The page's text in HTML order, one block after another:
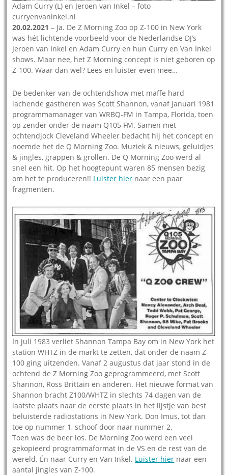
Adam Curry (L) en Jeroen van Inkel – foto
curryenvaninkel.nl
20.02.2021 – Ja. De Z Morning Zoo op Z-100 in New York
was hét lichtende voorbeeld voor de Nederlandse DJ’s
Jeroen van Inkel en Adam Curry en hun Curry en Van Inkel
shows. Maar nee, het Z Morning concept is niet geboren op
Z-100. Waar dan wel? Lees en luister even mee…
De bedenker van de ochtendshow met maffe hard
lachende gastheren was Scott Shannon, vanaf januari 1981
programmamanager van WRBQ-FM in Tampa, Florida, toen
op zender onder de naam Q105 FM. Samen met
ochtendjock Cleveland Wheeler bedacht hij het concept en
noemde het de Q Morning Zoo. Muziek & nieuws, geluidjes
& jingles, grappen & grollen. De Q Morning Zoo werd al
snel een hit. Op het hoogtepunt waren 85 mensen bezig
om het te produceren!! Luister hier naar een paar
fragmenten.
In juli 1983 verliet Shannon Tampa Bay om in New York het
station WHTZ in de markt te zetten, dat onder de naam Z-
100 ging uitzenden. Vanaf 2 augustus dat jaar stond in de
ochtend de Z Morning Zoo geprogrammeerd, met Scott
Shannon, Ross Brittain en anderen. Het nieuwe format van
Shannon bracht Z100/WHTZ in slechts 74 dagen van de
laatste plaats naar de eerste plaats in het lijstje van best
beluisterde radiostations in New York. Don Imus, tot dan
toe op nummer 1, schoof door naar nummer 2.
Toen was de beer los. De Morning Zoo werd een veel
gekopieerd programmaformat in de VS en de rest van de
wereld. Én naar Curry en Van Inkel. Luister hier naar een
aantal jingles van Z-100.